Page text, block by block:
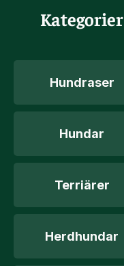
Kategorier
Hundraser
Hundar
Terriärer
Herdhundar